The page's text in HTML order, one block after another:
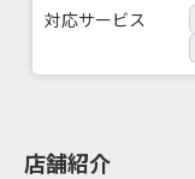
対応サービス
店舗紹介